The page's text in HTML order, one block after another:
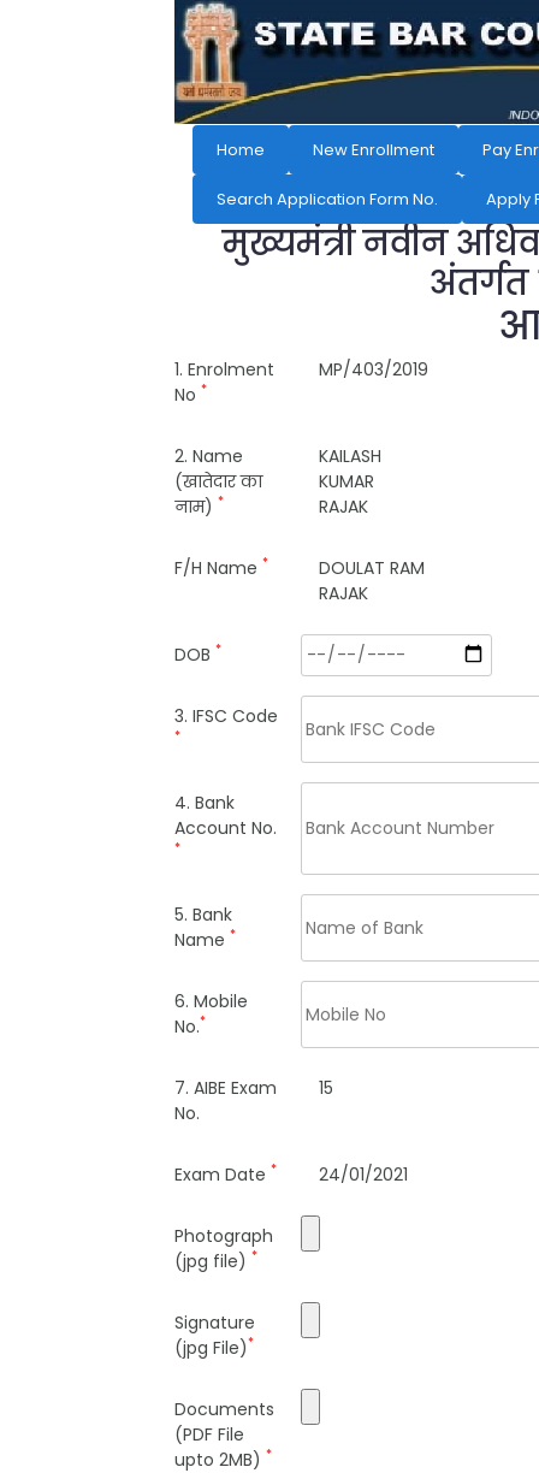
Home New Enrollment Pay
Search Application Form No. Apply
मुख्यमंत्री नवीन
अंतर्गत
1. Enrolment
No *
MP/403/2019
2. Name
(खातेदार का
नाम) *
KAILASH
KUMAR
RAJAK
F/H Name *
DOULAT RAM
RAJAK
DOB *
3. IFSC Code
*
4. Bank
Account No.
*
5. Bank
Name *
6. Mobile
No.*
7. AIBE Exam
No.
15
Exam Date * 24/01/2021
Photograph
(jpg file) *
Signature
(jpg File)*
Documents
(PDF File
upto 2MB) *